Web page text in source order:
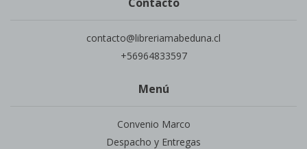
contacto@libreriamabeduna.cl
+56964833597
Menú
Convenio Marco
Despacho y Entregas